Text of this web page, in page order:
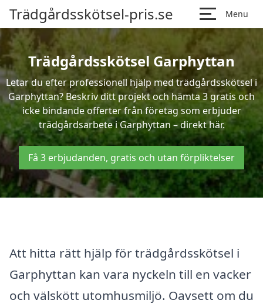
Trädgårdsskötsel-pris.se Menu
Trädgårdsskötsel Garphyttan
Letar du efter professionell hjälp med trädgårdsskötsel i
Garphyttan? Beskriv ditt projekt och hämta 3 gratis och
icke bindande offerter från företag som erbjuder
trädgårdsarbete i Garphyttan – direkt här.
Få 3 erbjudanden, gratis och utan förpliktelser
Att hitta rätt hjälp för trädgårdsskötsel i
Garphyttan kan vara nyckeln till en vacker
och välskött utomhusmiljö. Oavsett om du